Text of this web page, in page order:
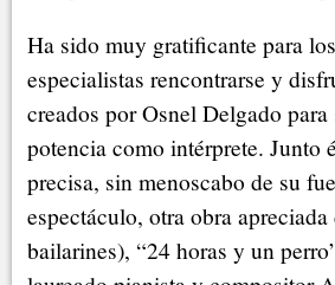
Ha sido muy gratificante para
especialistas rencontrarse y
creados por Osnel Delgado
potencia como intérprete. Junto
precisa, sin menoscabo de su
espectáculo, otra obra
bailarines), “24 horas y un